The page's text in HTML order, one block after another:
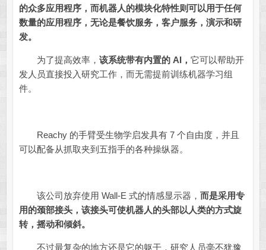
的众多应用程序，而机器人的模块化特性则可以用于任何
数量的应用程序，无论是餐饮服务，客户服务，演示和研
发。
为了提高效率， 该系统带有内置的 AI， 它可以帮助开
发人员直接投入研究工作，而无需提前训练机器学习组
件。
Reachy 的手臂受生物学启发具有 7 个自由度，并且
可以配备从抓取夹到五指手的各种操纵器。
该公司放弃使用 Wall-E 式的情感显示器， 而是采用专
用的颈部接头，该接头可使机器人的头部以人类的方式旋
转，摇动和倾斜。
不过最复杂的地方还是它的躯干，研究人员毫不犹豫